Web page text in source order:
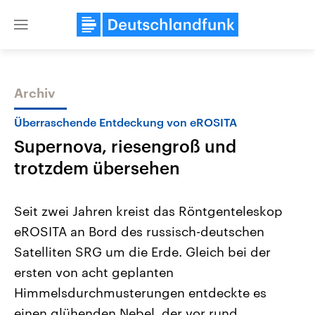
Close
Themen
Landtagswahl Sachsen-Anhalt
2026
Alle Informationen
Sachsen-Anhalt wählt am 6.
September 2026 einen neuen
Landtag. Seit 2021 wird das
Bundesland von einer Koalition aus
USA
Aktuelle Beiträge,
gehören die Vereinigten
den mächtigsten Ländern
mit großem Einfluss auf
Archiv
Überraschende Entdeckung von eROSITA
Supernova, riesengroß und
trotzdem übersehen
Seit zwei Jahren kreist das Röntgenteleskop
eROSITA an Bord des russisch-deutschen
Satelliten SRG um die Erde. Gleich bei der
ersten von acht geplanten
Himmelsdurchmusterungen entdeckte es